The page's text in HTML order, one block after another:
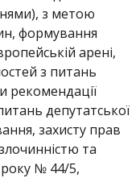
з метою
формування
арені,
з питань
рекомендації
депутатської
захисту прав
та
року № 44/5,